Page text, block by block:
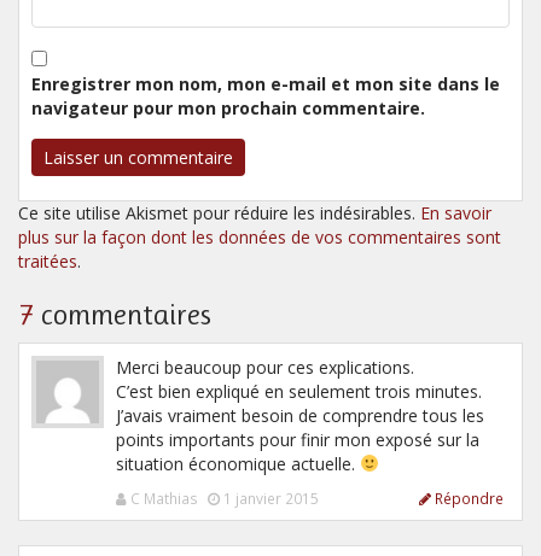
Enregistrer mon nom, mon e-mail et mon site dans le
navigateur pour mon prochain commentaire.
Ce site utilise Akismet pour réduire les indésirables. En savoir
plus sur la façon dont les données de vos commentaires sont
traitées.
7 commentaires
Merci beaucoup pour ces explications.
C’est bien expliqué en seulement trois minutes.
J’avais vraiment besoin de comprendre tous les
points importants pour finir mon exposé sur la
situation économique actuelle.
C Mathias 1 janvier 2015 Répondre